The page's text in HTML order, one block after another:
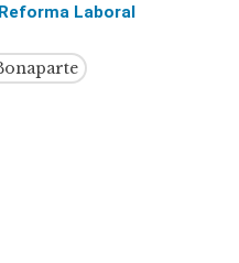
Reforma Laboral